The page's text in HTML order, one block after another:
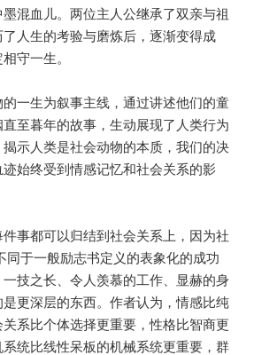
混血儿。两位主人公继承了双亲与祖
人生的考验与磨炼后，逐渐变得成
守一生。
一生为叙事主线，通过讲述他们的童
至暮年的故事，生动展现了人类行为
示人类是社会动物的本质，我们的决
始终受到情感记忆和社会关系的影
事都可以归结到社会关系上，因为社
同于一般励志书定义的表象化的成功
技之长、令人羡慕的工作、显赫的身
更深层的东西。作者认为，情感比纯
系比个体选择更重要，性格比智商更
统比线性呆板的机械系统更重要，群